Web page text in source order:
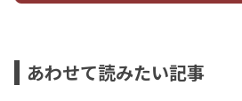
あわせて読みたい記事